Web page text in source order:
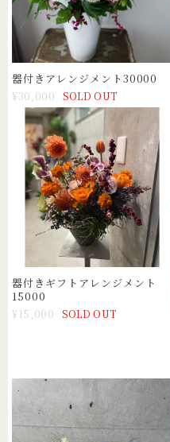
器付きアレンジメント30000
¥30,000
SOLD OUT
器付きギフトアレンジメント
15000
¥15,000
SOLD OUT